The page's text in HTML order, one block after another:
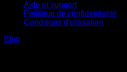
Aide et support
Politique de confidentialité
Conditions d'utilisation
Blog